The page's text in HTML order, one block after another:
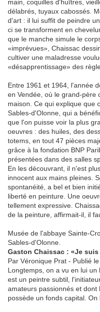
main, coquilles d'huîtres,
délabrés, tuyaux cabossés.
d'art : il lui suffit de peindre
ci se transforment en
que le manche simule le
«imprévues», Chaissac
cultiver une maladresse
«désapprentissage» des
Entre 1961 et 1964, l'année
en Vendée, où le grand-père
maison. Ce qui explique que
Sables-d'Olonne, qui a
que l'on puisse voir la plus
oeuvres : des huiles, des
totems, en tout 47 pièces
grâce à la fondation BNP
présentées dans des salles
En les découvrant, il n'est
innocent aux mains pleines.
spontanéité, a bel et bien
liberté en peinture. Une
tellement expressive.
de la peinture, affirmait-il, il
Musée de l'abbaye Sainte-
Sables-d'Olonne.
Gaston Chaissac : «Je
Par Véronique Prat - Publié
Longtemps, on a vu en lui
est un peintre subtil,
amateurs passionnés et
possède un fonds capital.